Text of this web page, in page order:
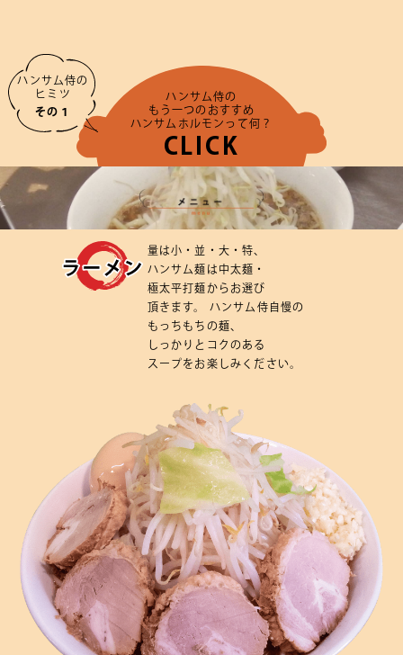
ハンサム侍の
ヒミツ
その１
ハンサム侍の
もう一つのおすすめ
ハンサムホルモンって何？
CLICK
量は小・ 並・ 大・特、
ハンサム麺は 中太麺・
極太平打麺 から お選び
頂きます。
ハンサム侍 自慢の
もっちもちの麺、
しっかりと コクの ある
スープを お楽しみ ください。